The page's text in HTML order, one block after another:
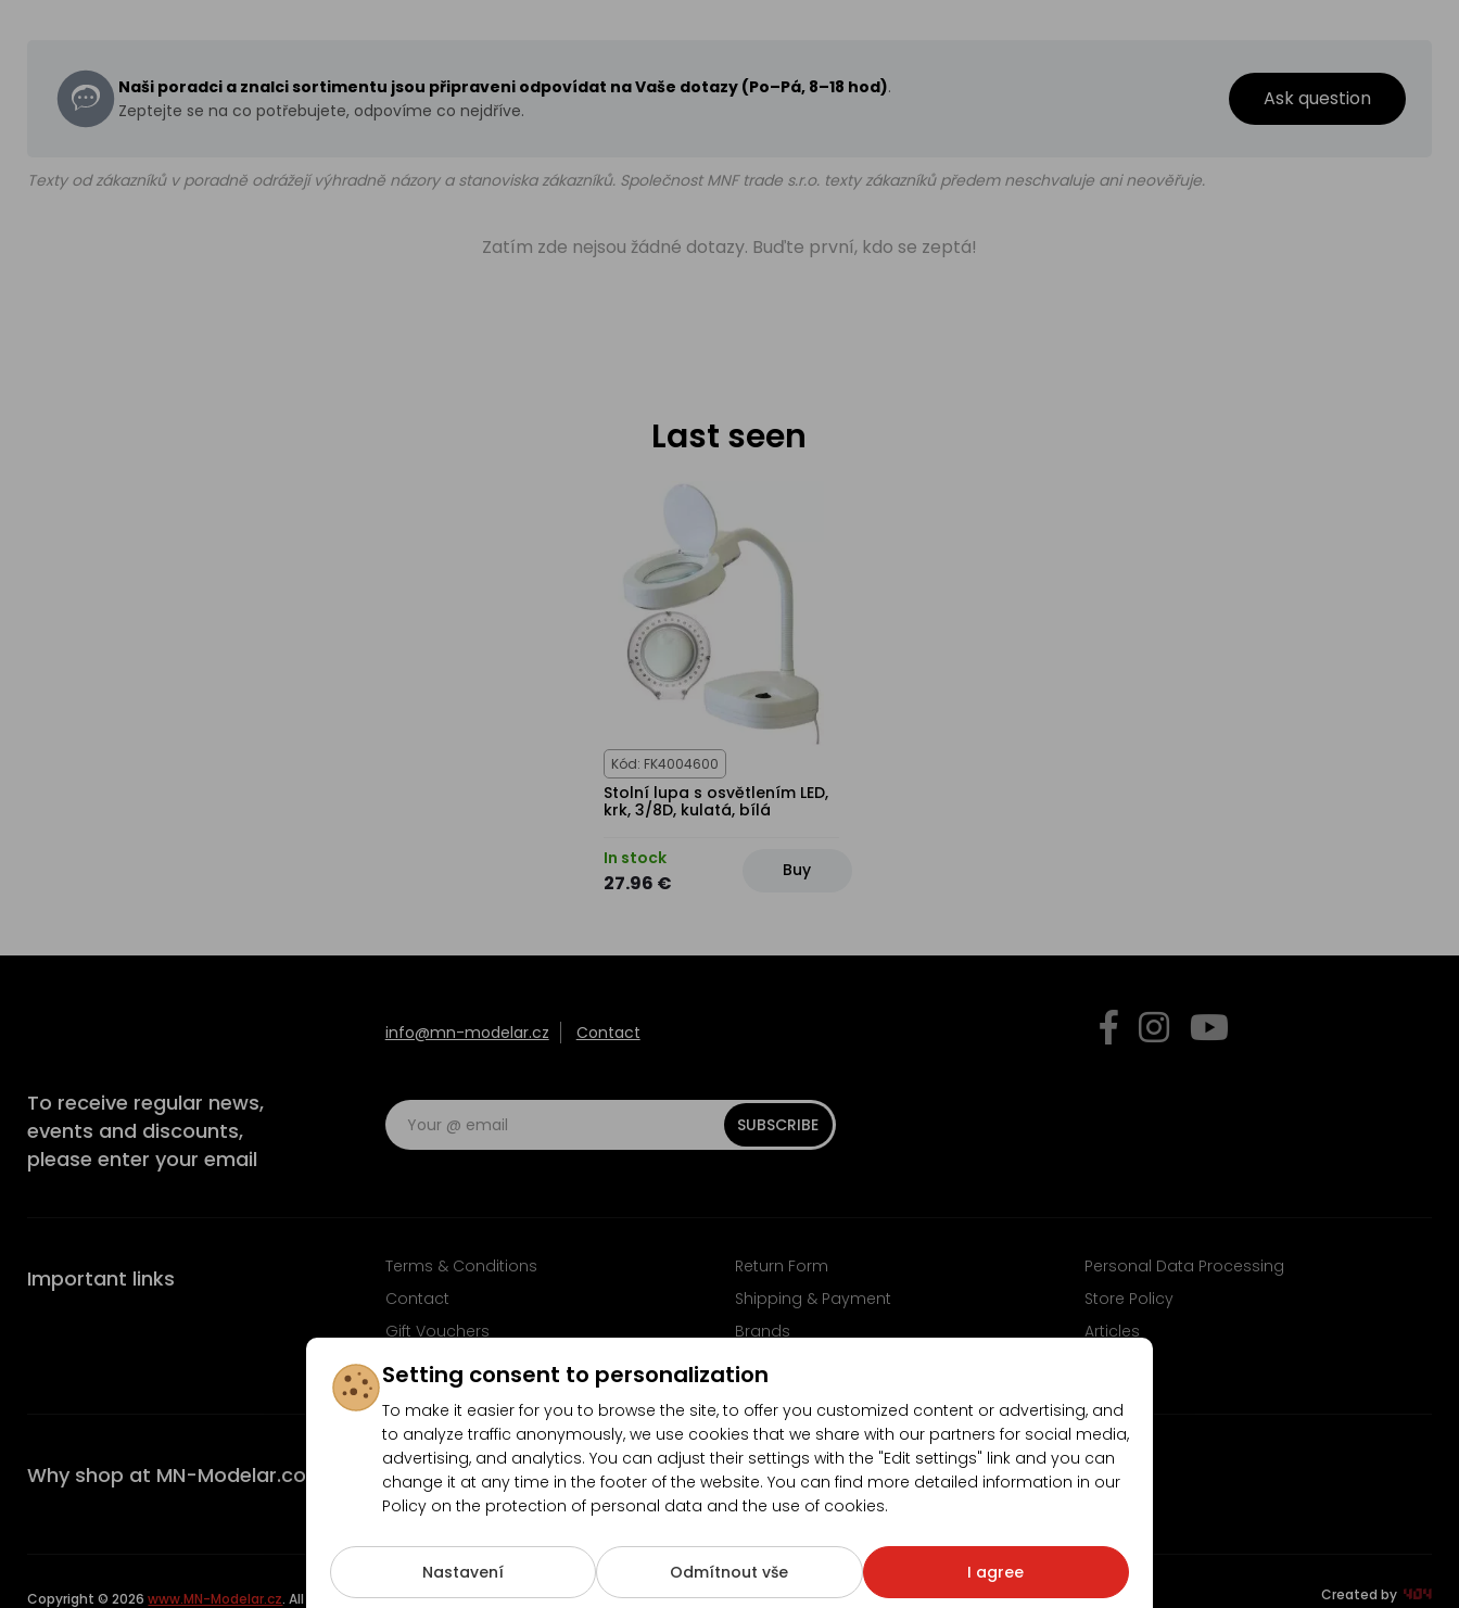
Naši poradci a znalci sortimentu jsou připraveni odpovídat na Vaše dotazy (Po–Pá, 8–18 hod).
Zeptejte se na co potřebujete, odpovíme co nejdříve.
Ask question
Texty od zákazníků v poradně odrážejí výhradně názory a stanoviska zákazníků. Společnost MNF trade s.r.o. texty zákazníků předem neschvaluje ani neověřuje.
Zatím zde nejsou žádné dotazy. Buďte první, kdo se zeptá!
Last seen
Kód: FK4004600
Stolní lupa s osvětlením LED,
krk, 3/8D, kulatá, bílá
In stock
27.96 €
Buy
info@mn-modelar.cz Contact
To receive regular news,
events and discounts,
please enter your email
SUBSCRIBE
Important links Terms & Conditions Return Form
Personal Data Processing
Contact
Shipping & Payment
Store Policy
Gift Vouchers
Brands
Articles
FAQ
Follow us on Facebook
Why shop at MN-Modelar.com
4.9/5 (10481x) 4.5/5(189x)
Copyright © 2026www.MN-Modelar.cz. All rights reserved. Created by
Setting consent to personalization
To make it easier for you to browse the site, to offer you customized content or advertising, and
to analyze traffic anonymously, we use cookies that we share with our partners for social media,
advertising, and analytics. You can adjust their settings with the "Edit settings" link and you can
change it at any time in the footer of the website. You can find more detailed information in our
Policy on the protection of personal data and the use of cookies.
Nastavení Odmítnout vše I agree